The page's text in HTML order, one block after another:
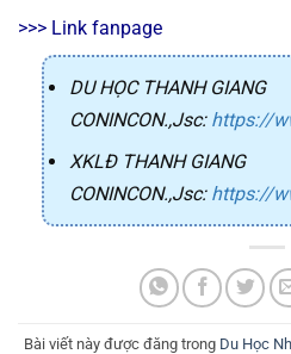
>>> Link fanpage
DU HỌC THANH GIANG
CONINCON.,Jsc: https://
XKLĐ THANH GIANG
CONINCON.,Jsc: https://
Bài viết này được đăng trong Du Học